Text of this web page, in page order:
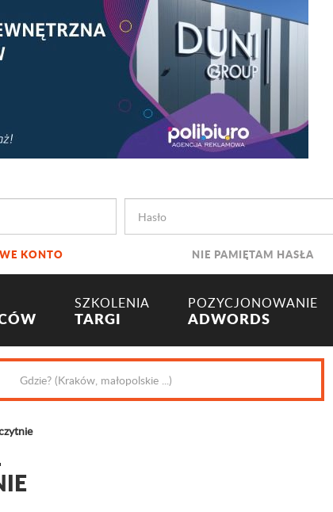
KONTO NIE PAMIĘTAM HASŁA
SZKOLENIA
TARGI
POZYCJONOWANIE
ADWORDS